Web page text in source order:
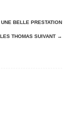
BELLE PRESTATION
THOMAS SUIVANT →